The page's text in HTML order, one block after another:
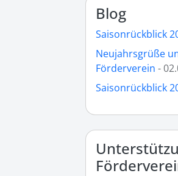
Blog
Saisonrückblick
Neujahrsgrüße
Förderverein -
Saisonrückblick